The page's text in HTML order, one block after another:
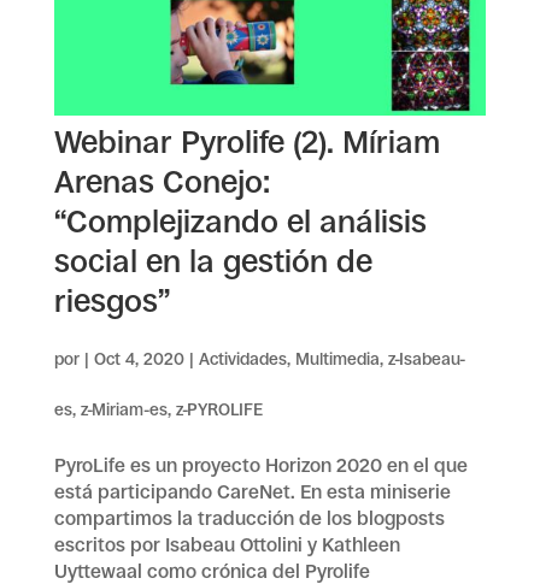
Webinar Pyrolife (2). Míriam
Arenas Conejo:
“Complejizando el análisis
social en la gestión de
riesgos”
por | Oct 4, 2020| Actividades, Multimedia, z-Isabeau-
es, z-Miriam-es, z-PYROLIFE
PyroLife es un proyecto Horizon 2020 en el que
está participando CareNet. En esta miniserie
compartimos la traducción de los blogposts
escritos por Isabeau Ottolini y Kathleen
Uyttewaal como crónica del Pyrolife